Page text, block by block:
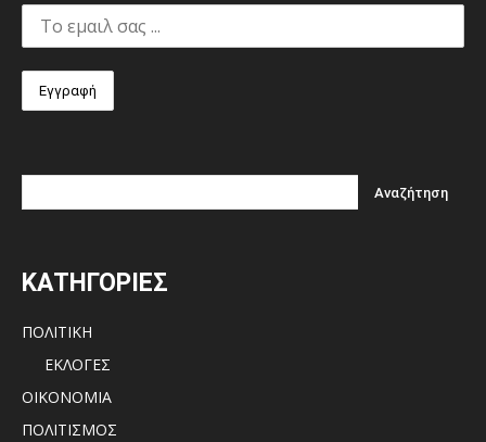
ΚΑΤΗΓΟΡΙΕΣ
ΠΟΛΙΤΙΚΗ
ΕΚΛΟΓΕΣ
ΟΙΚΟΝΟΜΙΑ
ΠΟΛΙΤΙΣΜΟΣ